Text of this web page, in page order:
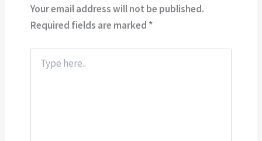
Your email address will not be published.
Required fields are marked *
here..